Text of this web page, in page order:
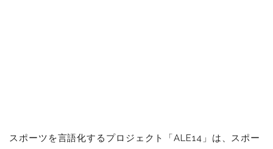
スポーツを言語化するプロジェクト「ALE14」は、スポー